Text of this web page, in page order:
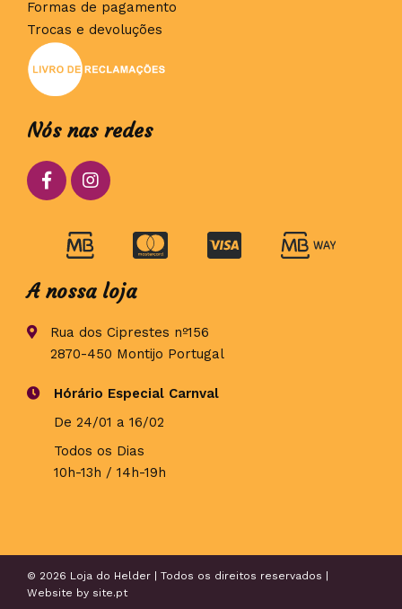
Formas de pagamento
Trocas e devoluções
Nós nas redes
A nossa loja
Rua dos Ciprestes nº156
2870-450 Montijo Portugal
Hórário Especial Carnval
De 24/01 a 16/02
Todos os Dias
10h-13h / 14h-19h
© 2026 Loja do Helder | Todos os direitos reservados |
Website by site.pt